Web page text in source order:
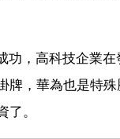
，高科技企業
，華為也是特
。